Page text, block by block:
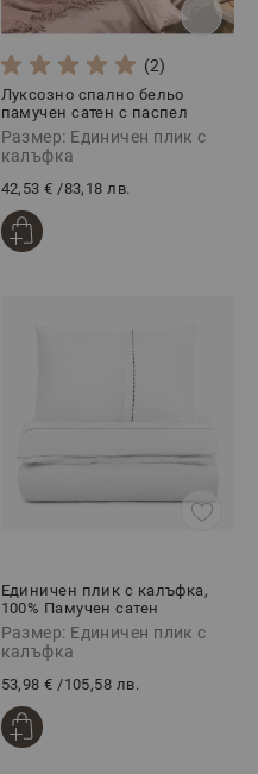
(2)
Луксозно спално бельо
памучен сатен с паспел
РОУЗ, 2 части
Размер: Единичен плик с
калъфка
42,53 € /83,18 лв.
Единичен плик с калъфка,
100% Памучен сатен
ПРЕМИУМ ЕЛЕГАНС ЧЕРНО, 2
части
Размер: Единичен плик с
калъфка
53,98 € /105,58 лв.